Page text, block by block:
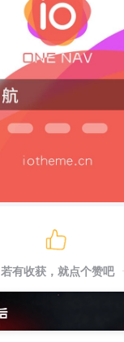
若有收获，就点个赞吧